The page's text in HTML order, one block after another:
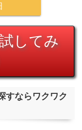
してみ
すならワクワク